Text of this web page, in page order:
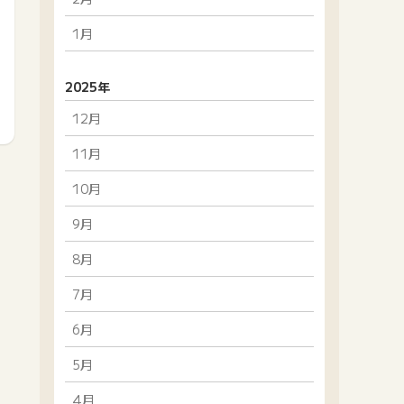
1月
2025年
12月
11月
10月
9月
8月
7月
6月
5月
4月